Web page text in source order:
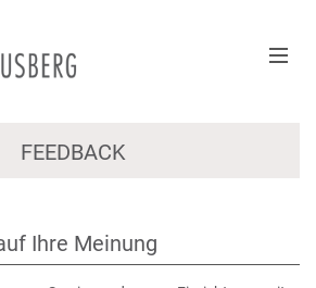
FEEDBACK
Ihre Meinung